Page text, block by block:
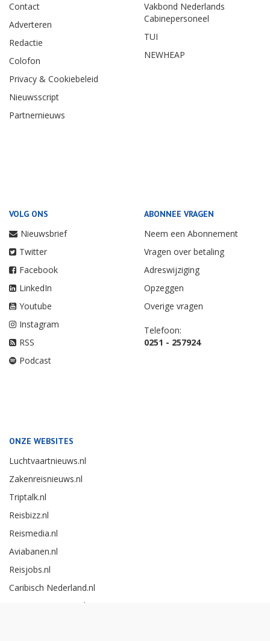
Contact
Adverteren
Redactie
Colofon
Privacy & Cookiebeleid
Nieuwsscript
Partnernieuws
Vakbond Nederlands
Cabinepersoneel
TUI
NEWHEAP
VOLG ONS
Nieuwsbrief
Twitter
Facebook
LinkedIn
Youtube
Instagram
RSS
Podcast
ABONNEE VRAGEN
Neem een Abonnement
Vragen over betaling
Adreswijziging
Opzeggen
Overige vragen
Telefoon:
0251 - 257924
ONZE WEBSITES
Luchtvaartnieuws.nl
Zakenreisnieuws.nl
Triptalk.nl
Reisbizz.nl
Reismedia.nl
Aviabanen.nl
Reisjobs.nl
Caribisch Nederland.nl
Careerexperience.nl